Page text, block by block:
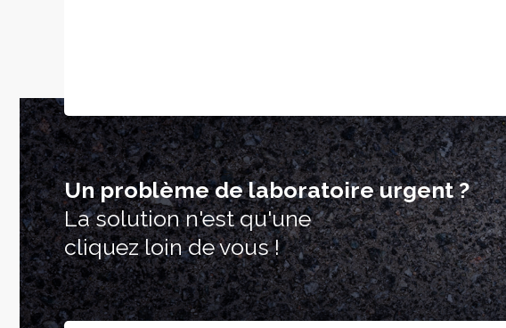
Un problème de laboratoire urgent ?
La solution n'est qu'une
cliquez loin de vous !